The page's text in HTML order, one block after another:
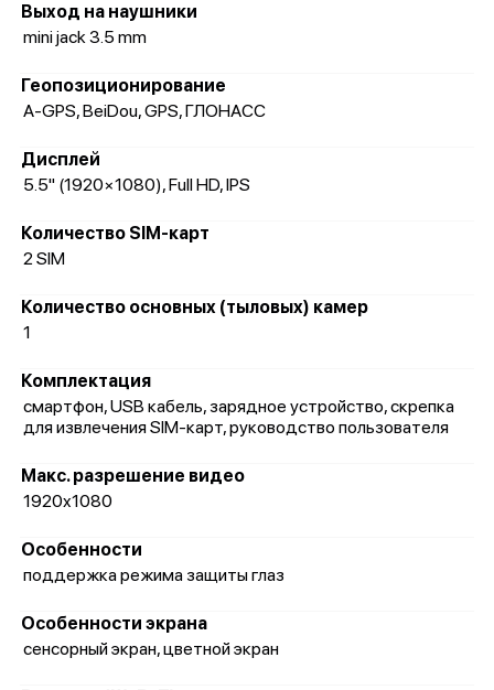
Выход на наушники
mini jack 3.5 mm
Геопозиционирование
A-GPS, BeiDou, GPS, ГЛОНАСС
Дисплей
5.5" (1920×1080), Full HD, IPS
Количество SIM-карт
2 SIM
Количество основных (тыловых) камер
1
Комплектация
смартфон, USB кабель, зарядное устройство, скрепка
для извлечения SIM-карт, руководство пользователя
Макс. разрешение видео
1920x1080
Особенности
поддержка режима защиты глаз
Особенности экрана
сенсорный экран, цветной экран